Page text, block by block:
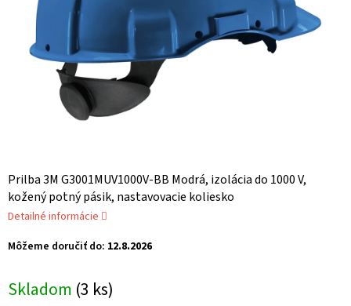
Skladom (3 ks)
Môžeme doručiť do: 12.8.2026
Prilba 3M G3001MUV1000V-BB Modrá, izolácia do 1000 V,
kožený potný pásik, nastavovacie koliesko
Detailné informácie